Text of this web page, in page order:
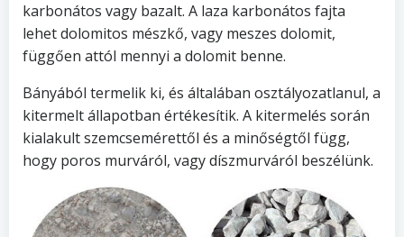
karbonátos vagy bazalt. A laza karbonátos fajta
lehet dolomitos mészkő, vagy meszes dolomit,
függően attól mennyi a dolomit benne.
Bányából termelik ki, és általában osztályozatlanul, a
kitermelt állapotban értékesítik. A kitermelés során
kialakult szemcsemérettől és a minőségtől függ,
hogy poros murváról, vagy díszmurváról beszélünk.